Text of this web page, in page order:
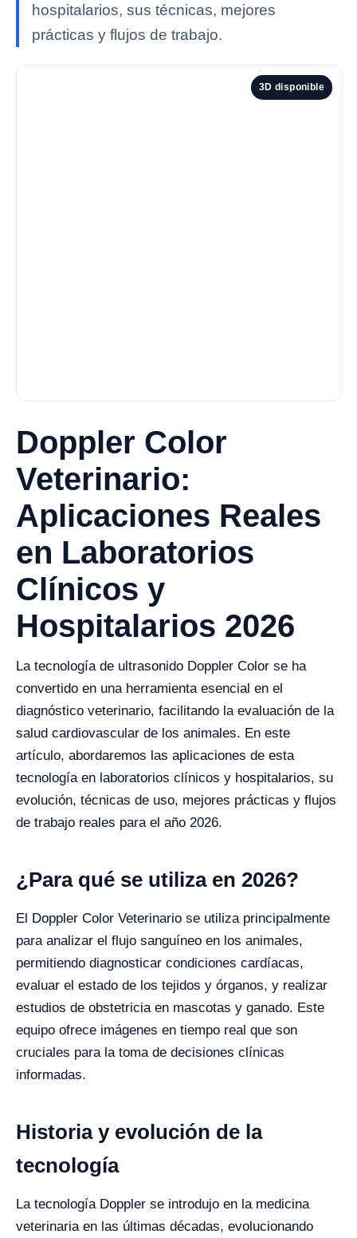
hospitalarios, sus técnicas, mejores
prácticas y flujos de trabajo.
3D disponible
Doppler Color
Veterinario:
Aplicaciones Reales
en Laboratorios
Clínicos y
Hospitalarios 2026
La tecnología de ultrasonido Doppler Color se ha
convertido en una herramienta esencial en el
diagnóstico veterinario, facilitando la evaluación de la
salud cardiovascular de los animales. En este
artículo, abordaremos las aplicaciones de esta
tecnología en laboratorios clínicos y hospitalarios, su
evolución, técnicas de uso, mejores prácticas y flujos
de trabajo reales para el año 2026.
¿Para qué se utiliza en 2026?
El Doppler Color Veterinario se utiliza principalmente
para analizar el flujo sanguíneo en los animales,
permitiendo diagnosticar condiciones cardíacas,
evaluar el estado de los tejidos y órganos, y realizar
estudios de obstetricia en mascotas y ganado. Este
equipo ofrece imágenes en tiempo real que son
cruciales para la toma de decisiones clínicas
informadas.
Historia y evolución de la
tecnología
La tecnología Doppler se introdujo en la medicina
veterinaria en las últimas décadas, evolucionando